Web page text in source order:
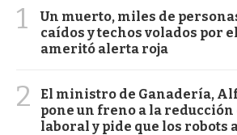
1
Un muerto, miles de
caídos y techos volados por
ameritó alerta roja
2
El ministro de Ganadería,
pone un freno a la
laboral y pide que los robots